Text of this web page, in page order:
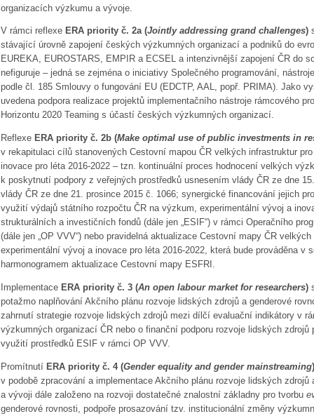
organizacích výzkumu a vývoje.
V rámci reflexe ERA priority č. 2a (Jointly addressing grand challenges)
stávající úrovně zapojení českých výzkumných organizací a podniků do
EUREKA, EUROSTARS, EMPIR a ECSEL a intenzivnější zapojení ČR do
nefiguruje – jedná se zejména o iniciativy Společného programování,
podle čl. 185 Smlouvy o fungování EU (EDCTP, AAL, popř. PRIMA). Jako
uvedena podpora realizace projektů implementačního nástroje rámcového
Horizontu 2020 Teaming s účastí českých výzkumných organizací.
Reflexe ERA priority č. 2b (Make optimal use of public investments in
v rekapitulaci cílů stanovených Cestovní mapou ČR velkých infrastruktur
inovace pro léta 2016-2022 – tzn. kontinuální proces hodnocení velkých
k poskytnutí podpory z veřejných prostředků usnesením vlády ČR ze dne
vlády ČR ze dne 21. prosince 2015 č. 1066; synergické financování jejich
využití výdajů státního rozpočtu ČR na výzkum, experimentální vývoj a
strukturálních a investičních fondů (dále jen „ESIF“) v rámci Operačního
(dále jen „OP VVV“) nebo pravidelná aktualizace Cestovní mapy ČR
experimentální vývoj a inovace pro léta 2016-2022, která bude prováděna v
harmonogramem aktualizace Cestovní mapy ESFRI.
Implementace ERA priority č. 3 (An open labour market for researchers)
potažmo naplňování Akčního plánu rozvoje lidských zdrojů a genderové
zahrnutí strategie rozvoje lidských zdrojů mezi dílčí evaluační indikátory v
výzkumných organizací ČR nebo o finanční podporu rozvoje lidských
využití prostředků ESIF v rámci OP VVV.
Promítnutí ERA priority č. 4 (Gender equality and gender mainstreaming)
v podobě zpracování a implementace Akčního plánu rozvoje lidských zdrojů
a vývoji dále založeno na rozvoji dostatečné znalostní základny pro tvorbu
genderové rovnosti, podpoře prosazování tzv. institucionální změny